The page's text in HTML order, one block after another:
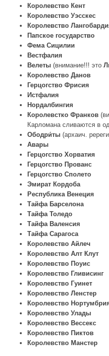
Королевство Кент
Королевство Уэсскес
Королевство
Папское государство
Фема Сицилии
Вестфалия
Велеты (внимание!!! это
Королевство Данов
Герцогство Фрисия
Истфалия
Нордалбингия
Королевстко Франков
Карломана сливаются в
Ободри́ты (архаич.
Авары
Герцогство Хорватия
Герцогство Прованс
Герцогство Сполето
Эмират Кордоба
Республика Венеция
Тайфа Барселона
Тайфа Толедо
Тайфа Валенсия
Тайфа Сарагоса
Королевство Айлеч
Королевство Алт Клут
Королевство Поуис
Королевство Гливисинг
Королевство Гуинет
Королевство Ленстер
Королевство
Королевство Улады
Королевство Вессекс
Королевство Пиктов
Королевство Манстер